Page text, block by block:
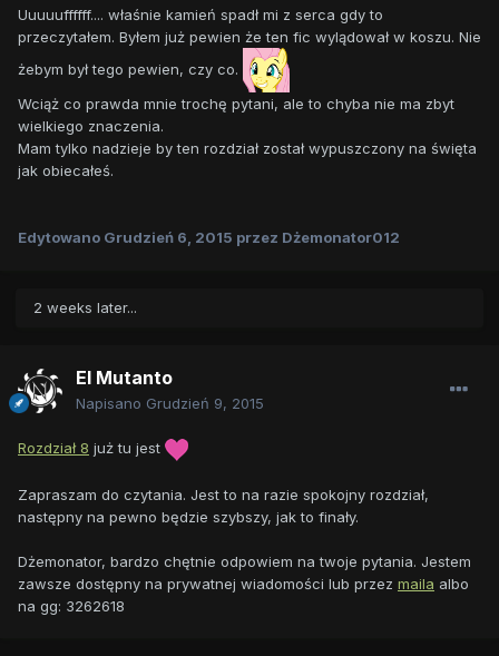
Uuuuuffffff.... właśnie kamień spadł mi z serca gdy to
przeczytałem. Byłem już pewien że ten fic wylądował w koszu. Nie
żebym był tego pewien, czy co.
Wciąż co prawda mnie trochę pytani, ale to chyba nie ma zbyt
wielkiego znaczenia.
Mam tylko nadzieje by ten rozdział został wypuszczony na święta
jak obiecałeś.
Edytowano Grudzień 6, 2015 przez Dżemonator012
2 weeks later...
El Mutanto
Napisano Grudzień 9, 2015
Rozdział 8 już tu jest
Zapraszam do czytania. Jest to na razie spokojny rozdział,
następny na pewno będzie szybszy, jak to finały.
Dżemonator, bardzo chętnie odpowiem na twoje pytania. Jestem
zawsze dostępny na prywatnej wiadomości lub przez maila albo
na gg: 3262618